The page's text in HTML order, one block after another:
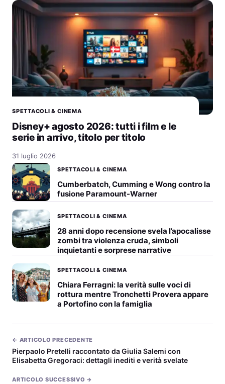
SPETTACOLI & CINEMA
Disney+ agosto 2026: tutti i film e le
serie in arrivo, titolo per titolo
31 luglio 2026
SPETTACOLI & CINEMA
Cumberbatch, Cumming e Wong contro la
fusione Paramount-Warner
SPETTACOLI & CINEMA
28 anni dopo recensione svela l’apocalisse
zombi tra violenza cruda, simboli
inquietanti e sorprese narrative
SPETTACOLI & CINEMA
Chiara Ferragni: la verità sulle voci di
rottura mentre Tronchetti Provera appare
a Portofino con la famiglia
← ARTICOLO PRECEDENTE
Pierpaolo Pretelli raccontato da Giulia Salemi con
Elisabetta Gregoraci: dettagli inediti e verità svelate
ARTICOLO SUCCESSIVO →